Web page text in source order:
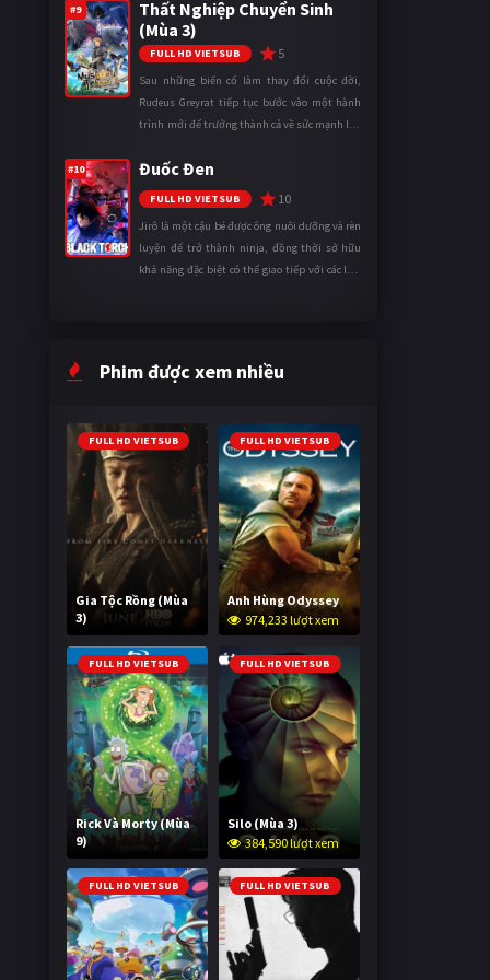
thành một mạo hiểm gi ...
#9
Thất Nghiệp Chuyển Sinh
(Mùa 3)
FULL HD VIETSUB 5
Sau những biến cố làm thay đổi cuộc đời,
Rudeus Greyrat tiếp tục bước vào một hành
trình mới để trưởng thành cả về sức mạnh lẫn
ngày càng khắc nghiệt, anh ...
#10 Đuốc Đen
FULL HD VIETSUB 10
Jirô là một cậu bé được ông nuôi dưỡng và rèn
luyện để trở thành ninja, đồng thời sở hữu
khả năng đặc biệt có thể giao tiếp với các loài
Phim được xem nhiều
FULL HD VIETSUB
Gia Tộc Rồng (Mùa
3)
2,042,180 lượt xem
FULL HD VIETSUB
Anh Hùng Odyssey
974,233 lượt xem
FULL HD VIETSUB
Rick Và Morty (Mùa
9)
3,007,294 lượt xem
FULL HD VIETSUB
Silo (Mùa 3)
384,590 lượt xem
FULL HD VIETSUB FULL HD VIETSUB